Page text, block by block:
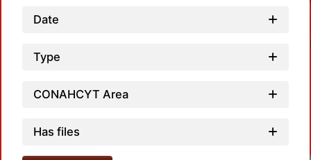
Date
Type
CONAHCYT Area
Has files